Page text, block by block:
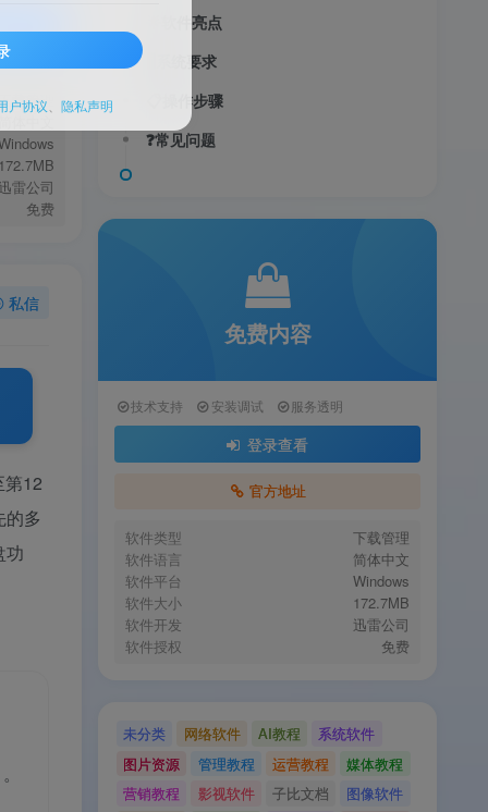
载管理
雷公司
免费
私信
12
多
功
。
🌟软件亮点
🖥️系统要求
📋操作步骤
❓常见问题
免费内容
技术支持 安装调试 服务透明
登录查看
官方地址
软件类型
下载管理
软件语言
简体中文
软件平台
Windows
软件大小
172.7MB
软件开发
迅雷公司
软件授权
免费
未分类 网络软件 AI教程
系统软件
图片资源
管理教程 运营教程
媒体教程
营销教程
影视软件 子比文档
图像软件
户协议 隐私声明